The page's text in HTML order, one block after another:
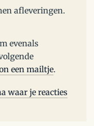
afleveringen.
evenals
een mailtje.
waar je reacties